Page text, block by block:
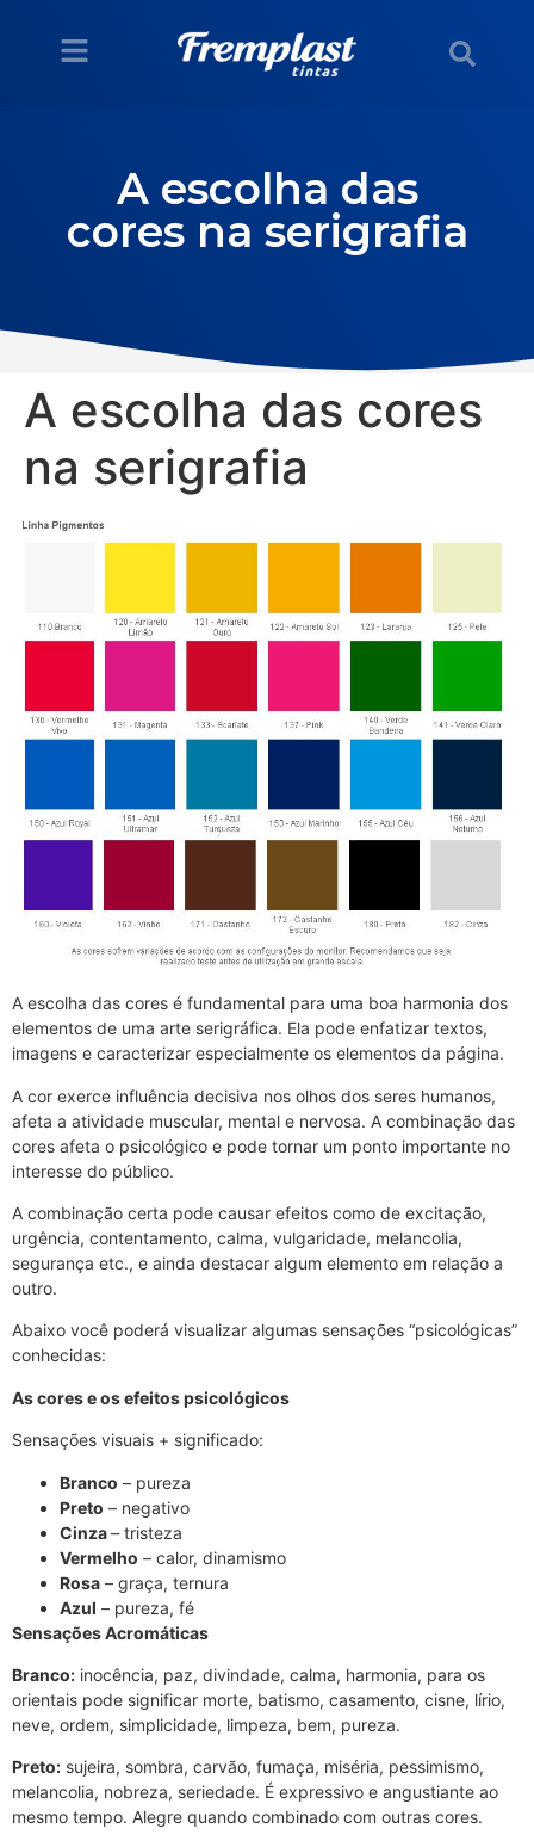
A escolha das
cores na serigrafia
A escolha das cores
na serigrafia
A escolha das cores é fundamental para uma boa harmonia dos
elementos de uma arte serigráfica. Ela pode enfatizar textos,
imagens e caracterizar especialmente os elementos da página.
A cor exerce influência decisiva nos olhos dos seres humanos,
afeta a atividade muscular, mental e nervosa. A combinação das
cores afeta o psicológico e pode tornar um ponto importante no
interesse do público.
A combinação certa pode causar efeitos como de excitação,
urgência, contentamento, calma, vulgaridade, melancolia,
segurança etc., e ainda destacar algum elemento em relação a
outro.
Abaixo você poderá visualizar algumas sensações “psicológicas”
conhecidas:
As cores e os efeitos psicológicos
Sensações visuais + significado:
Branco – pureza
Preto – negativo
Cinza– tristeza
Vermelho – calor, dinamismo
Rosa – graça, ternura
Azul – pureza, fé
Sensações Acromáticas
Branco: inocência, paz, divindade, calma, harmonia, para os
orientais pode significar morte, batismo, casamento, cisne, lírio,
neve, ordem, simplicidade, limpeza, bem, pureza.
Preto: sujeira, sombra, carvão, fumaça, miséria, pessimismo,
melancolia, nobreza, seriedade. É expressivo e angustiante ao
mesmo tempo. Alegre quando combinado com outras cores.